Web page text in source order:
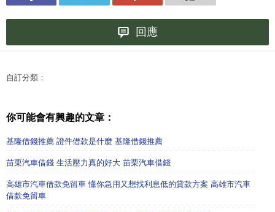
回應
自訂分類：
你可能會有興趣的文章：
基隆借錢推薦 證件借款是什麼 基隆借錢推薦
苗栗汽車借錢 生活壓力真的好大 苗栗汽車借錢
高雄市汽車借款免留車 懂你急用又想找利息低的貸款方案 高雄市汽車
借款免留車